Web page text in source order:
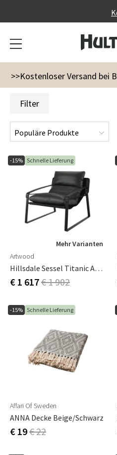
>>Kostenloser Versand bei
Kampagnen Summer
Filter
-15% Schnelle Lieferung
Mehr Varianten
Artwood
Hillsdale Sessel Titanic Anthrazit
€ 1 617€ 1 902
-15% Schnelle Lieferung
Affari Of Sweden
ANNA Decke Beige/schwarz
€ 19€ 22